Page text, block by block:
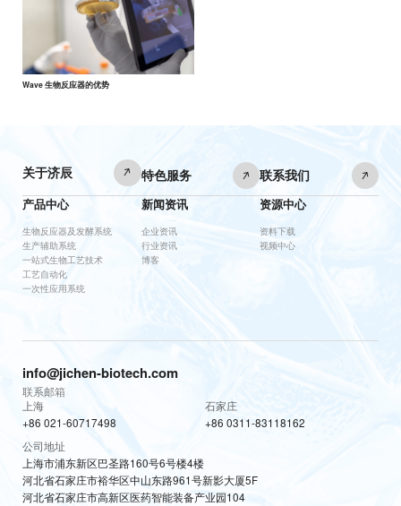
Wave 生物反应器的优势
关于济辰 特色服务
联系我们
产品中心
生物反应器及发酵系统
生产辅助系统
一站式生物工艺技术
工艺自动化
一次性应用系统
新闻资讯
企业资讯
行业资讯
博客
资源中心
资料下载
视频中心
info@jichen-biotech.com
联系邮箱
上海
+86 021-60717498
石家庄
+86 0311-83118162
公司地址
上海市浦东新区巴圣路160号6号楼4楼
河北省石家庄市裕华区中山东路961号新影大厦5F
河北省石家庄市高新区医药智能装备产业园104